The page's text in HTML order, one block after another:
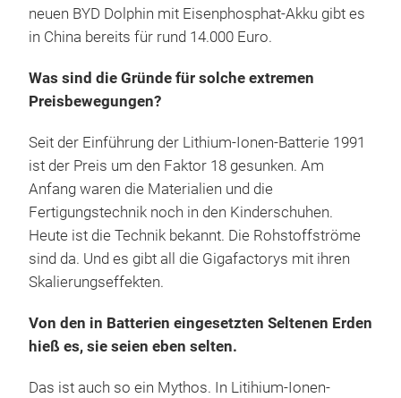
neuen BYD Dolphin mit Eisenphosphat-Akku gibt es
in China bereits für rund 14.000 Euro.
Was sind die Gründe für solche extremen
Preisbewegungen?
Seit der Einführung der Lithium-Ionen-Batterie 1991
ist der Preis um den Faktor 18 gesunken. Am
Anfang waren die Materialien und die
Fertigungstechnik noch in den Kinderschuhen.
Heute ist die Technik bekannt. Die Rohstoffströme
sind da. Und es gibt all die Gigafactorys mit ihren
Skalierungseffekten.
Von den in Batterien eingesetzten Seltenen Erden
hieß es, sie seien eben selten.
Das ist auch so ein Mythos. In Litihium-Ionen-